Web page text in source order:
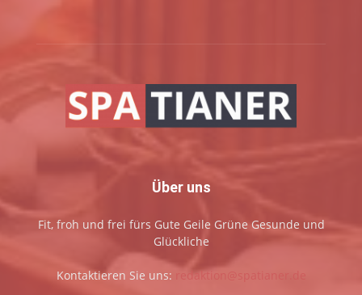
Über uns
Fit, froh und frei fürs Gute Geile Grüne Gesunde und
Glückliche
Kontaktieren Sie uns: redaktion@spatianer.de